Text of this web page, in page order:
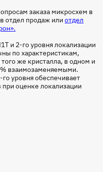
заказа микросхем в
отдел продаж илиотдел
.
и 2-го уровня локализации
по характеристикам,
же кристалла, в одном и
взаимозаменяемыми.
уровня обеспечивает
оценке локализации